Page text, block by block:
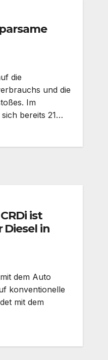
die
und die
Im
bereits 21…
ist
in
dem Auto
konventionelle
mit dem